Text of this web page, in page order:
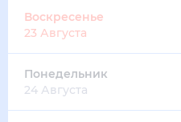
Воскресенье
23 Августа
Понедельник
24 Августа